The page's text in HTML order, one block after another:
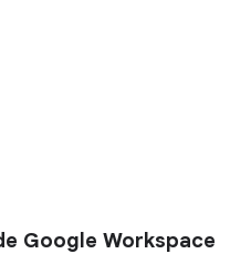
Google Workspace